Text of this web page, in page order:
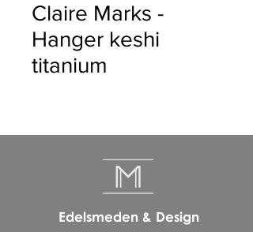
Claire Marks -
Hanger keshi
titanium
Edelsmeden & Design